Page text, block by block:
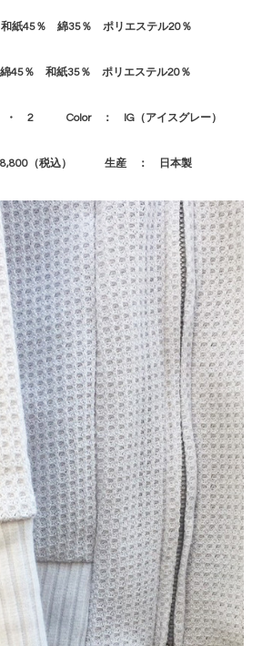
45％ 綿35％ ポリエステル20％
45％ 和紙35％ ポリエステル20％
1 ・ 2 Color ： IG（アイスグレー）
（税込） 生産 ： 日本製